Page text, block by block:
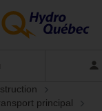
principal